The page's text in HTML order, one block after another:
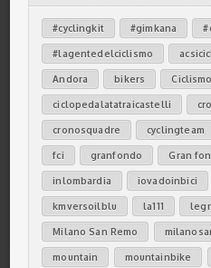
#cyclingkit #gimkana
#lagentedelciclismo
Andora bikers Ciclismo
ciclopedalatatraicastelli
cronosquadre cyclingteam
fci granfondo Gran
inlombardia iovadoinbici
kmversoilblu la111
Milano San Remo
mountain mountainbike